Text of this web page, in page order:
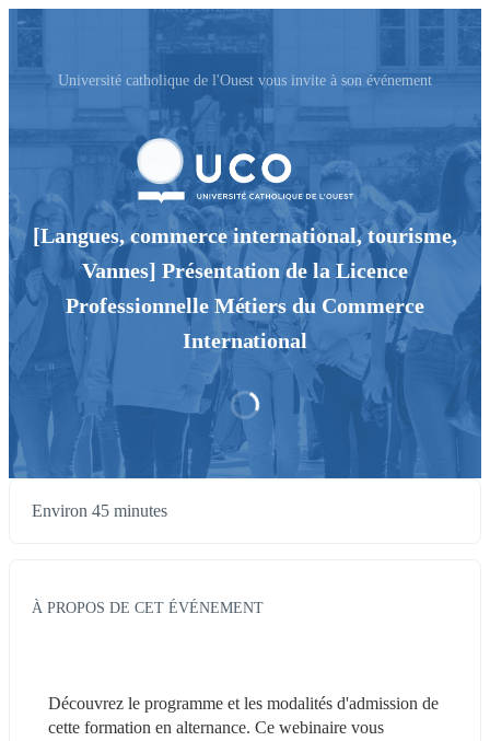
Université catholique de l'Ouest vous invite à son événement
[Langues, commerce international, tourisme,
Vannes] Présentation de la Licence
Professionnelle Métiers du Commerce
International
Environ 45 minutes
À PROPOS DE CET ÉVÉNEMENT
Découvrez le programme et les modalités d'admission de
cette formation en alternance. Ce webinaire vous